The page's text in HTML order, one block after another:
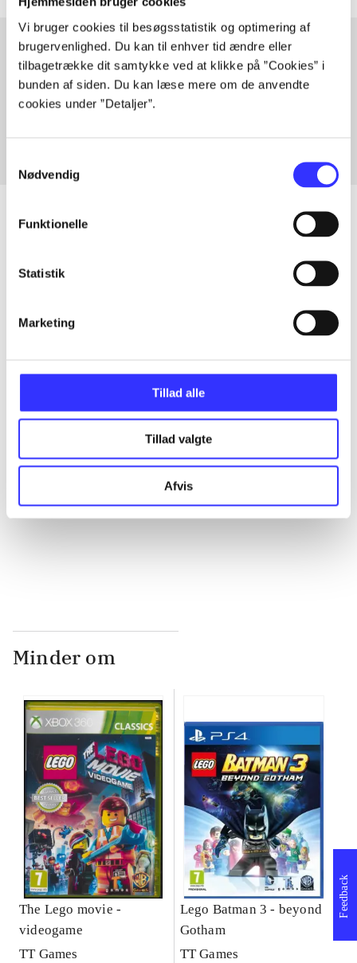
Vi bruger cookies til besøgsstatistik og optimering af
brugervenlighed. Du kan til enhver tid ændre eller
tilbagetrække dit samtykke ved at klikke på ”Cookies” i
bunden af siden. Du kan læse mere om de anvendte
cookies under ”Detaljer”.
Nødvendig
Funktionelle
Statistik
Marketing
Tillad alle
Tillad valgte
Afvis
Artikler med samme emner
Fra
Artikler
...
Minder om
The Lego movie -
videogame
TT Games
Lego Batman 3 - beyond
Gotham
TT Games
Feedback